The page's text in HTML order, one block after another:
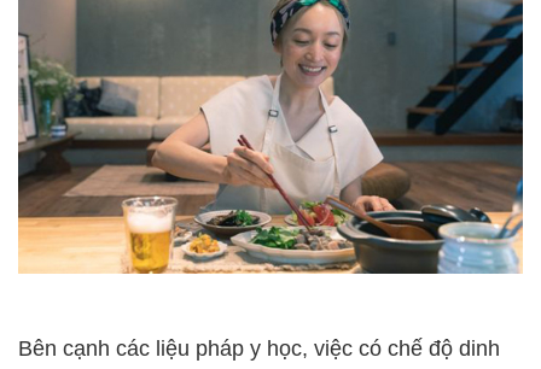
Bên cạnh các liệu pháp y học, việc có chế độ dinh